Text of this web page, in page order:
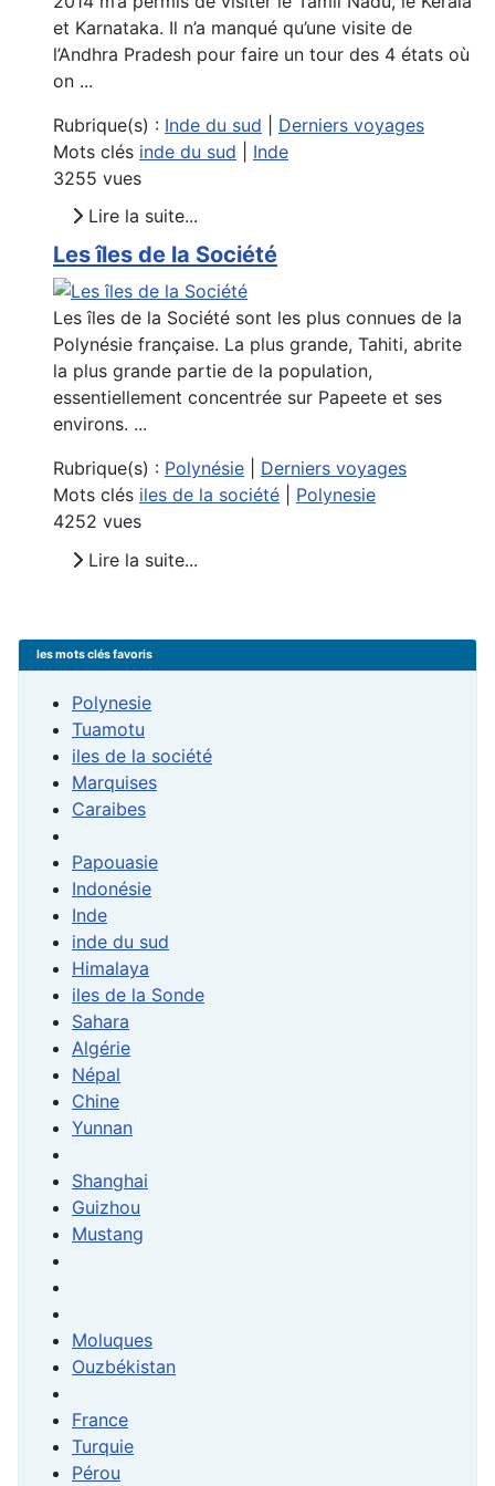
et Karnataka. Il n’a manqué qu’une visite de
l’Andhra Pradesh pour faire un tour des 4 états où
on ...
Rubrique(s) : Inde du sud
Derniers voyages
Mots clés inde du sud
Inde
3255 vues
Lire la suite...
Les îles de la Société
Les îles de la Société sont les plus connues de la
Polynésie française. La plus grande, Tahiti, abrite
la plus grande partie de la population,
essentiellement concentrée sur Papeete et ses
environs. ...
Rubrique(s) : Polynésie
Derniers voyages
Mots clés iles de la société
Polynesie
4252 vues
Lire la suite...
les mots clés favoris
Polynesie
Tuamotu
iles de la société
Marquises
Caraibes
Papouasie
Indonésie
Inde
inde du sud
Himalaya
iles de la Sonde
Sahara
Algérie
Népal
Chine
Yunnan
Shanghai
Guizhou
Mustang
Moluques
Ouzbékistan
France
Turquie
Pérou